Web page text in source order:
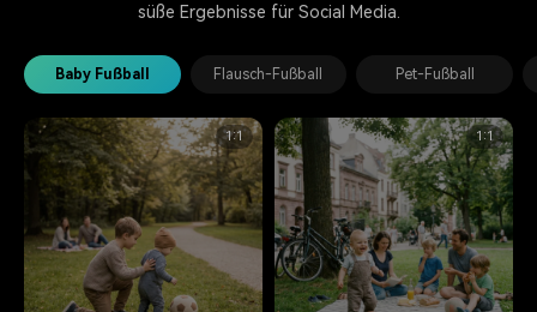
süße Ergebnisse für Social Media.
Baby Fußball Flausch-Fußball Pet-Fußball
1:1 1:1